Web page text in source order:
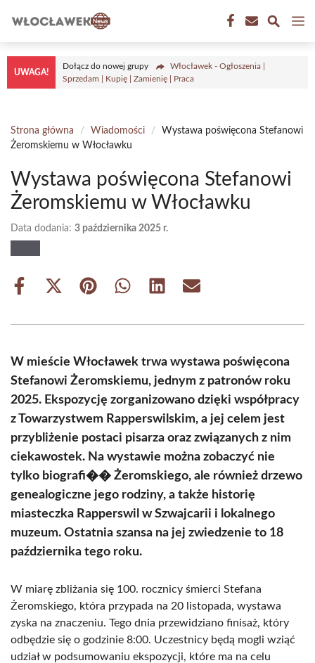
treści
UWAGA!
Dołącz do nowej grupy
Włocławek - Ogłoszenia |
Sprzedam | Kupię | Zamienię | Praca
Strona główna / Wiadomości /
Wystawa poświęcona Stefanowi
Żeromskiemu w Włocławku
Wystawa poświęcona Stefanowi
Żeromskiemu w Włocławku
Data dodania: 3 października 2025 r.
Share
Share
(Twitter)
Share Share Share Share
W mieście Włocławek trwa wystawa poświęcona
Stefanowi Żeromskiemu, jednym z patronów roku
2025. Ekspozycję zorganizowano dzięki współpracy
z Towarzystwem Rapperswilskim, a jej celem jest
przybliżenie postaci pisarza oraz związanych z nim
ciekawostek. Na wystawie można zobaczyć nie
tylko biografi�� Żeromskiego, ale również drzewo
genealogiczne jego rodziny, a także historię
miasteczka Rapperswil w Szwajcarii i lokalnego
muzeum. Ostatnia szansa na jej zwiedzenie to 18
października tego roku.
W miarę zbliżania się 100. rocznicy śmierci Stefana
Żeromskiego, która przypada na 20 listopada, wystawa
zyska na znaczeniu. Tego dnia przewidziano finisaż, który
odbędzie się o godzinie 8:00. Uczestnicy będą mogli wziąć
udział w podsumowaniu ekspozycji, które ma na celu